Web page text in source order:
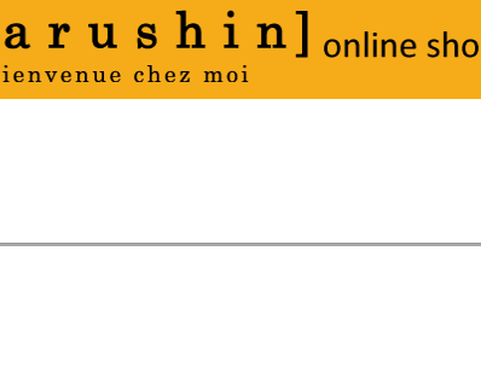
並び順
新着順
古い順 価格が